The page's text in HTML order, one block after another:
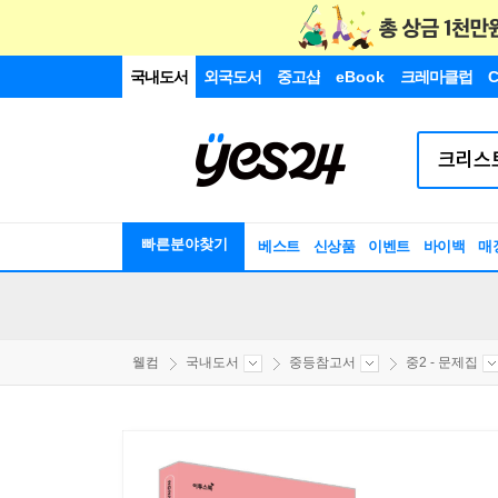
국내도서 외국도서 중고샵 eBook 크레마클럽
빠른분야찾기 베스트 신상품 이벤트 바이백 매
웰컴 국내도서 중등참고서 중2 - 문제집